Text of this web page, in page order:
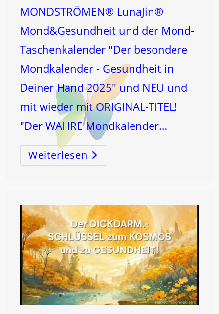
MONDSTRÖMEN® LunaJin®
Mond&Gesundheit und der Mond-
Taschenkalender "Der besondere
Mondkalender - Gesundheit in
Deiner Hand 2025" und NEU und
mit wieder mit ORIGINAL-TITEL!
"Der WAHRE Mondkalender…
Weiterlesen MONDSTRÖMEN®
HEILEN